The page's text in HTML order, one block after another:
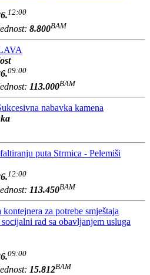
12:00
8.800BAM
09:00
113.000BAM
nabavka kamena
puta Strmica - Pelemiši
12:00
113.450BAM
za potrebe smještaja
rad sa obavljanjem usluga
09:00
15.812BAM